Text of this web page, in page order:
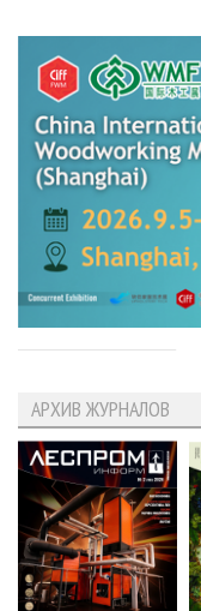
АРХИВ ЖУРНАЛОВ